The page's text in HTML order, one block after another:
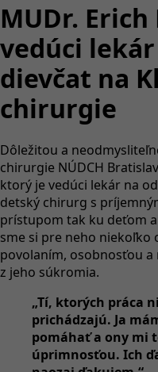
MUDr.
vedúci
dievčat na
chirurgie
Dôležitou a
chirurgie NÚDCH
ktorý je vedúci lekár na
detský chirurg s
prístupom tak ku deťom
sme si pre neho niekoľko
povolaním, osobnosťou
z jeho súkromia.
„Tí, ktorých práca
prichádzajú. Ja
pomáhať a ony mi
úprimnosťou. Ich